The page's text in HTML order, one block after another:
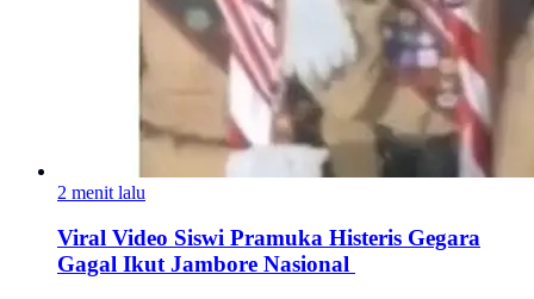
2 menit lalu
Viral Video Siswi Pramuka Histeris Gegara
Gagal Ikut Jambore Nasional